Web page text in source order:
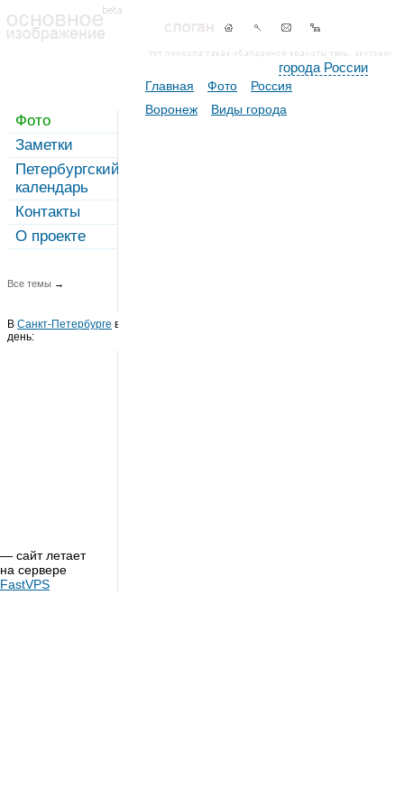
города России
Фото
Заметки
Петербургский
календарь
Контакты
О проекте
Все темы →
В Санкт-Петербурге в этот
день:
— сайт летает
на сервере
FastVPS
Главная Фото
Россия
Воронеж
Виды города